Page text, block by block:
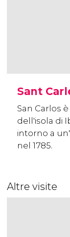
Sant
San Carlos
dell'isola di
intorno a
nel 1785.
Altre visite